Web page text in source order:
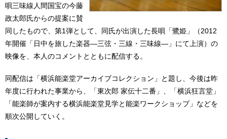
唄三味線人間国宝の今藤
政太郎氏からの提案に賛
同したもので、第1弾として、同氏が出演した長唄「鷺姫」（2012
年開催「日中を旅した楽器―三弦・三線・三味線―」にて上演）の
映像を、本人のコメントとともに配信する。
同配信は「横浜能楽堂アーカイブコレクション」と題し、今後は昨
年度に行われた事業から、「東次郎 家伝十二番」、「横浜狂言堂」
「能楽師が案内する横浜能楽堂見学と能楽ワークショップ」などを
順次公開していく。